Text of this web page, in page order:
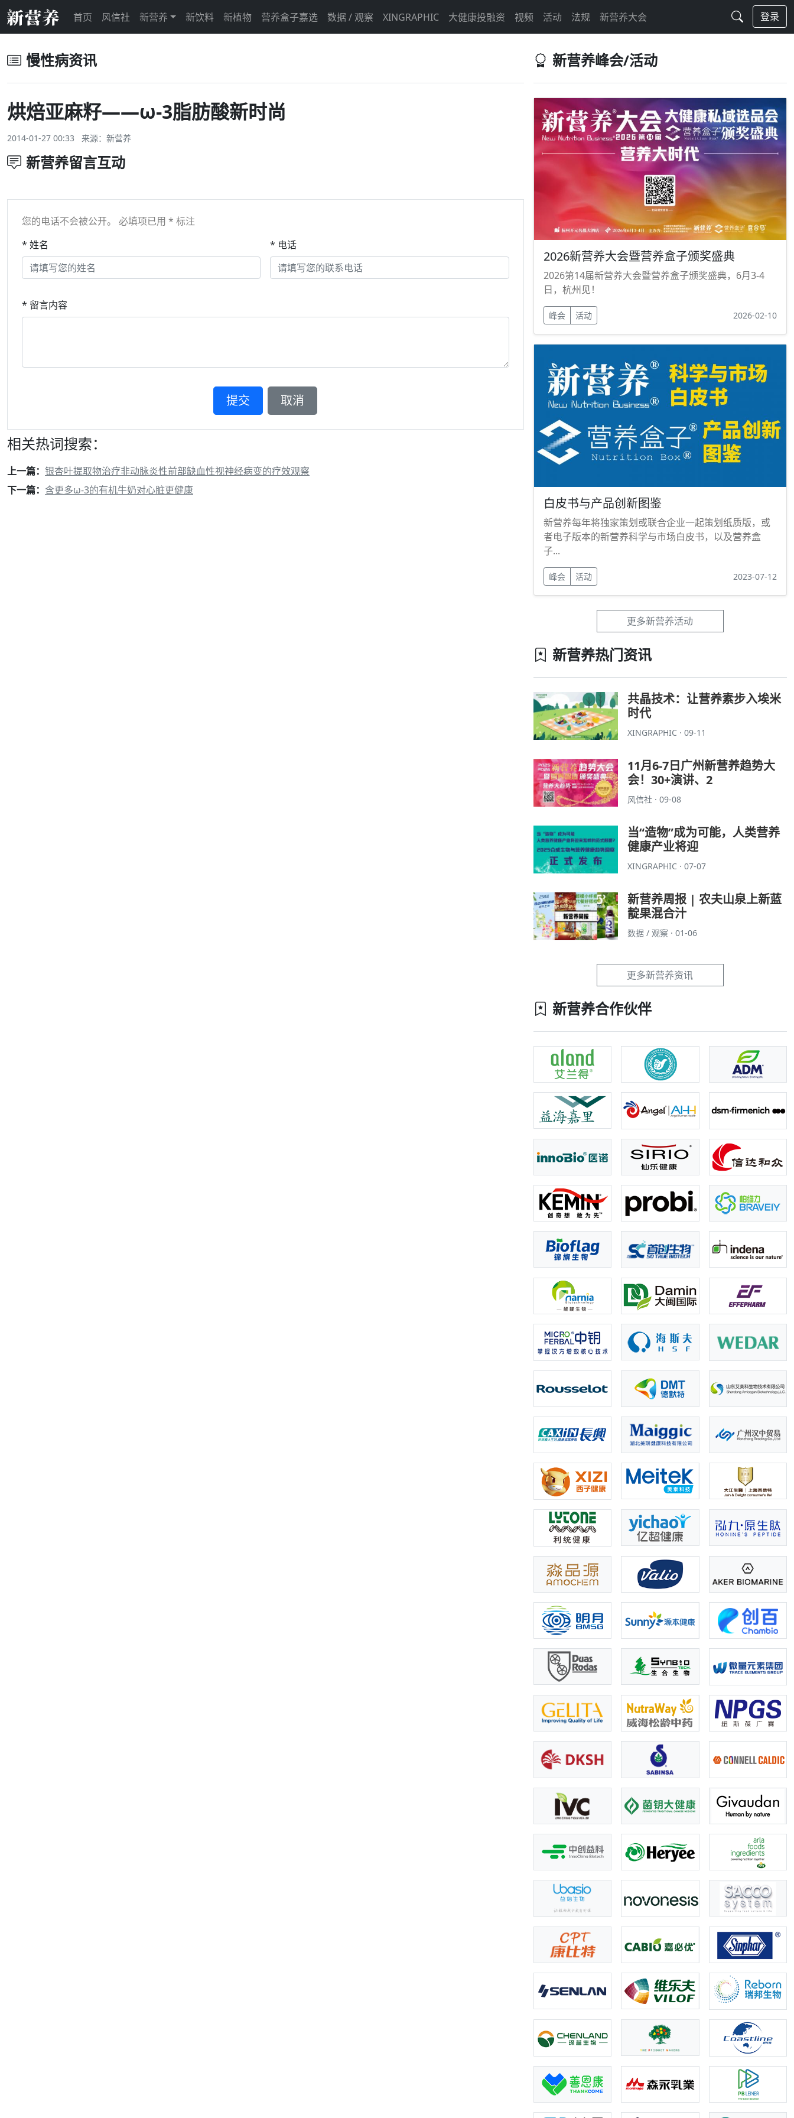
首页 风信社 新营养 新饮料 新植物 营养盒子嘉选 数据 / 观察 XINGRAPHIC 大健康投融资 视频 活动 法规 新营养大会 登录
慢性病资讯
烘焙亚麻籽——ω-3脂肪酸新时尚
2014-01-27 00:33 来源： 新营养
新营养留言互动
您的电话不会被公开。 必填项已用 * 标注
* 姓名
* 电话
* 留言内容
相关热词搜索：
上一篇： 银杏叶提取物治疗非动脉炎性前部缺血性视神经病变的疗效观察
下一篇： 含更多ω-3的有机牛奶对心脏更健康
新营养峰会/活动
2026新营养大会暨营养盒子颁奖盛典
2026第14届新营养大会暨营养盒子颁奖盛典，6月3-4
日，杭州见！
峰会 活动 2026-02-10
白皮书与产品创新图鉴
新营养每年将独家策划或联合企业一起策划纸质版，或
者电子版本的新营养科学与市场白皮书，以及营养盒
子...
峰会 活动 2023-07-12
更多新营养活动
新营养热门资讯
共晶技术：让营养素步入埃米
时代
XINGRAPHIC · 09-11
11月6-7日广州新营养趋势大
会！30+演讲、2
风信社 · 09-08
当“造物”成为可能，人类营养
健康产业将迎
XINGRAPHIC · 07-07
新营养周报 | 农夫山泉上新蓝
靛果混合汁
数据 / 观察 · 01-06
更多新营养资讯
新营养合作伙伴